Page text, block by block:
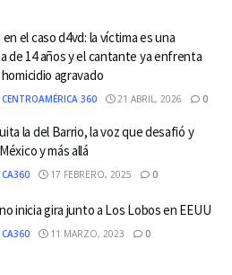
el caso d4vd: la víctima es una
de 14 años y el cantante ya enfrenta
agravado
360 21 ABRIL, 2026 0
la del Barrio, la voz que desafió y
y más allá
17 FEBRERO, 2025 0
inicia gira junto a Los Lobos en EEUU
11 MARZO, 2023 0